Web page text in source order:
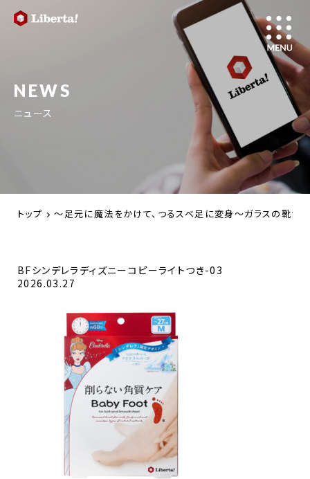
NEWS
ニュース
トップ ～足元に魔法をかけて、つるスベ足に変身～ガラスの靴が
BFシンデレラディズニーコピーライトつき-03
2026.03.27